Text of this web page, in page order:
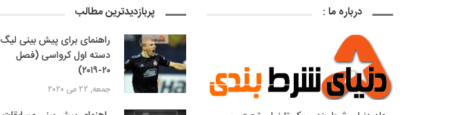
درباره ما : پربازدیدترین مطالب
راهنمای برای پیش بینی لیگ
دسته اول کرواسی (فصل
۲۰-۲۰۱۹)
جمعه, ۲۲ می ۲۰۲۰